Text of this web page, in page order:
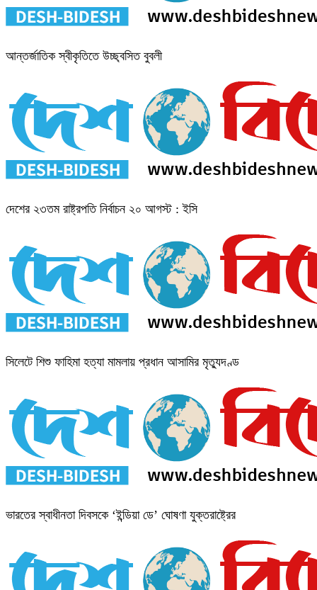
আন্তর্জাতিক স্বীকৃতিতে উচ্ছ্বসিত বুবলী
দেশের ২৩তম রাষ্ট্রপতি নির্বাচন ২০ আগস্ট : ইসি
সিলেটে শিশু ফাহিমা হত্যা মামলায় প্রধান আসামির মৃত্যুদণ্ড
ভারতের স্বাধীনতা দিবসকে ‘ইন্ডিয়া ডে’ ঘোষণা যুক্তরাষ্ট্রের